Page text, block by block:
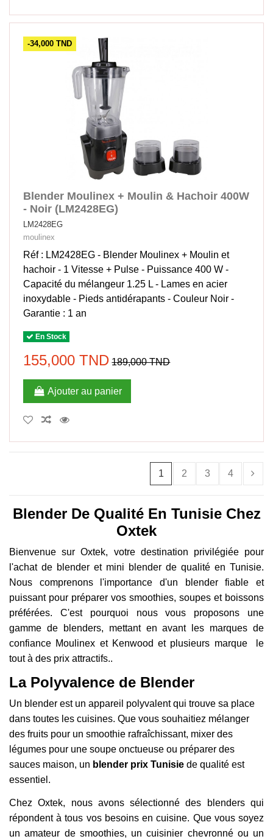
-34,000 TND
Blender Moulinex + Moulin & Hachoir 400W
- Noir (LM2428EG)
LM2428EG
moulinex
Réf : LM2428EG - Blender Moulinex + Moulin et
hachoir - 1 Vitesse + Pulse - Puissance 400 W -
Capacité du mélangeur 1.25 L - Lames en acier
inoxydable - Pieds antidérapants - Couleur Noir -
Garantie : 1 an
En Stock
155,000 TND 189,000 TND
Ajouter au panier
1 2 3 4
Blender De Qualité En Tunisie Chez
Oxtek
Bienvenue sur Oxtek, votre destination privilégiée pour
l'achat de blender et mini blender de qualité en Tunisie.
Nous comprenons l'importance d'un blender fiable et
puissant pour préparer vos smoothies, soupes et boissons
préférées. C'est pourquoi nous vous proposons une
gamme de blenders, mettant en avant les marques de
confiance Moulinex et Kenwood et plusieurs marque le
tout à des prix attractifs..
La Polyvalence de Blender
Un blender est un appareil polyvalent qui trouve sa place
dans toutes les cuisines. Que vous souhaitiez mélanger
des fruits pour un smoothie rafraîchissant, mixer des
légumes pour une soupe onctueuse ou préparer des
sauces maison, un blender prix Tunisie de qualité est
essentiel.
Chez Oxtek, nous avons sélectionné des blenders qui
répondent à tous vos besoins en cuisine. Que vous soyez
un amateur de smoothies, un cuisinier chevronné ou un